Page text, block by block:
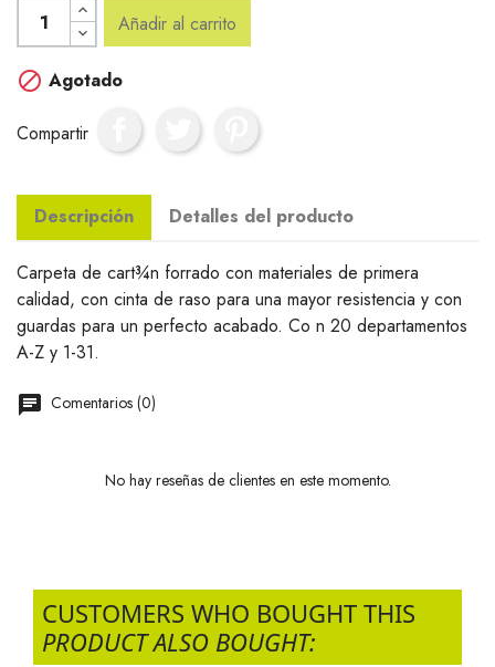
Añadir al carrito
 Agotado
Compartir
Descripción Detalles del producto
Carpeta de cart¾n forrado con materiales de primera
calidad, con cinta de raso para una mayor resistencia y con
guardas para un perfecto acabado. Co n 20 departamentos
A-Z y 1-31.
Comentarios (0)
No hay reseñas de clientes en este momento.
CUSTOMERS WHO BOUGHT THIS
PRODUCT ALSO BOUGHT: